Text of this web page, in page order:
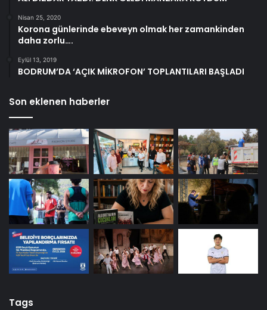
Nisan 25, 2020
Korona günlerinde ebeveyn olmak her zamankinden
daha zorlu….
Eylül 13, 2019
BODRUM’DA ‘AÇIK MİKROFON’ TOPLANTILARI BAŞLADI
Son eklenen haberler
Tags